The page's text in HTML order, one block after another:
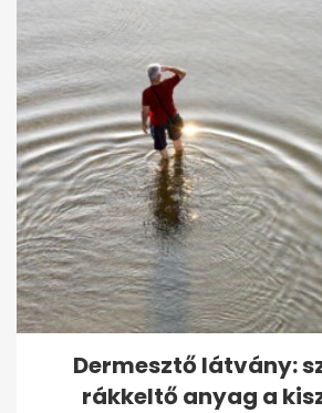
A Dolphin tájfun
partvidéke felé
esőkkel
Dermesztő látvány:
rákkeltő anyag a